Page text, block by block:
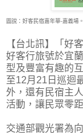
圖說：好客民宿嘉年華-嘉義場。
【台北訊】「好
好客行旅號於宜
型及豐富有趣的
至12月21日巡迴
外，還有民宿主
活動，讓民眾零
交通部觀光署為